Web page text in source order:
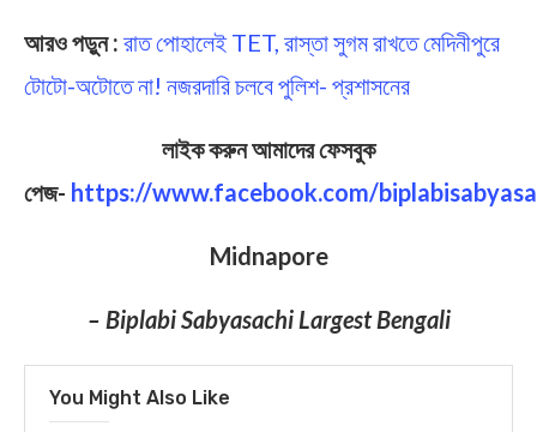
আরও পড়ুন : র‍াত পোহালেই TET, র‍াস্তা সুগম রাখতে মেদিনীপুরে
টোটো-অটোতে না! নজরদারি চলবে পুলিশ- প্রশাসনের
লাইক করুন আমাদের ফেসবুক
পেজ- https://www.facebook.com/
Midnapore
– Biplabi Sabyasachi Largest Bengali
You Might Also Like